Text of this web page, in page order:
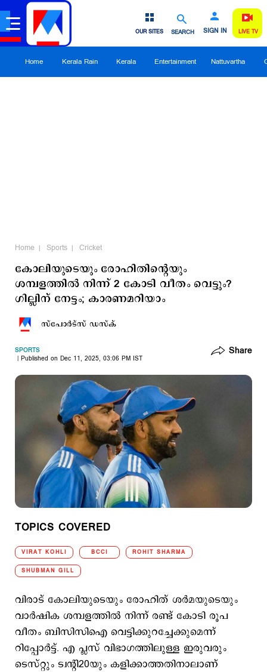
SEARCH SIGN IN
OUR SITES LIVE TV
Home Kerala Rain Kerala Entertainment Nattuvartha
Home Sports Cricket
കോലിയുടെയും രോഹിതിന്‍റെയും
ശമ്പളത്തില്‍ നിന്ന് 2 കോടി വീതം വെട്ടും?
ഗില്ലിന് നേട്ടം; കാരണമറിയാം
സ്പോര്‍ട്സ് ഡസ്ക്
SPORTS
Published on Dec 11, 2025, 03:06 PM IST
Share
TOPICS COVERED
VIRAT KOHLI BCCI ROHIT SHARMA
SHUBMAN GILL
വിരാട് കോലിയുടെയും രോഹിത് ശര്‍മയുടെയും
വാര്‍ഷിക ശമ്പളത്തില്‍ നിന്ന് രണ്ട് കോടി രൂപ
വീതം ബിസിസിഐ വെട്ടിക്കുറച്ചേക്കുമെന്ന്
റിപ്പോര്‍ട്ട്. എ പ്ലസ് വിഭാഗത്തിലുള്ള ഇരുവരും
ടെസ്റ്റും ട്വന്‍റി20യും കളിക്കാത്തതിനാലാണ്